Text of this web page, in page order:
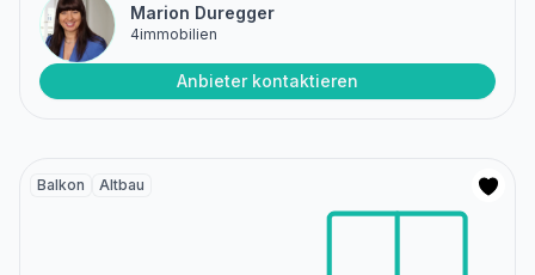
Marion Duregger
4immobilien
Anbieter kontaktieren
Balkon Altbau